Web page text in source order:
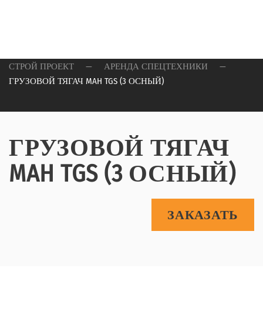
СТРОЙ ПРОЕКТ
АРЕНДА СПЕЦТЕХНИКИ
ГРУЗОВОЙ ТЯГАЧ MAH TGS (3 ОСНЫЙ)
ГРУЗОВОЙ ТЯГАЧ
MAH TGS (3 ОСНЫЙ)
ЗАКАЗАТЬ